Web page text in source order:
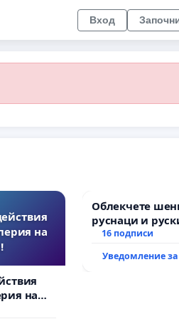
Вход
на
на
Облекчете
руснаци и
българи
16 подписи
Уведомление